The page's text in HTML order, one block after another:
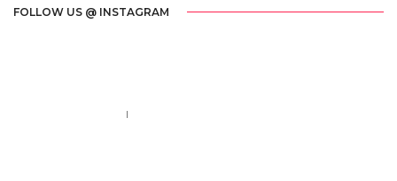
FOLLOW US @ INSTAGRAM